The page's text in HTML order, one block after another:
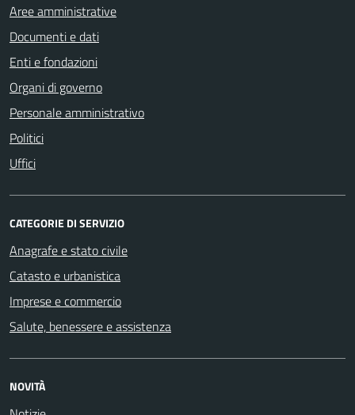
Aree amministrative
Documenti e dati
Enti e fondazioni
Organi di governo
Personale amministrativo
Politici
Uffici
CATEGORIE DI SERVIZIO
Anagrafe e stato civile
Catasto e urbanistica
Imprese e commercio
Salute, benessere e assistenza
NOVITÀ